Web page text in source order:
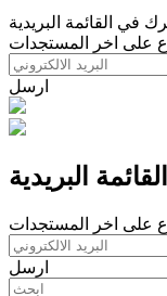
في القائمة البريدية
على اخر المستجدات
ارسل
البريدية
على اخر المستجدات
ارسل